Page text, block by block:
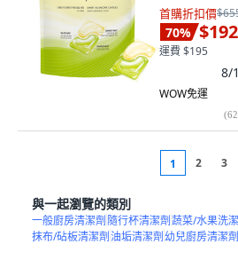
首購折扣價
70% $192
運費 $195
8/
WOW免運
(
1 2 3
與一起瀏覽的類別
一般廚房清潔劑隨行杯清潔劑蔬菜/水果洗
抹布/砧板清潔劑油垢清潔劑幼兒廚房清潔劑